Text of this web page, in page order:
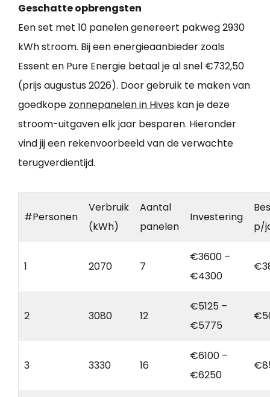
Geschatte opbrengsten
Een set met 10 panelen genereert pakweg 2930
kWh stroom. Bij een energieaanbieder zoals
Essent en Pure Energie betaal je al snel €732,50
(prijs augustus 2026). Door gebruik te maken van
goedkope zonnepanelen in Hives kan je deze
stroom-uitgaven elk jaar besparen. Hieronder
vind jij een rekenvoorbeeld van de verwachte
terugverdientijd.
#Personen
Verbruik
(kWh)
Aantal
panelen
Investering
p/
1 2070 7
€3600 –
€4300
2 3080 12
€5125 –
€5775
3 3330 16
€6100 –
€6250